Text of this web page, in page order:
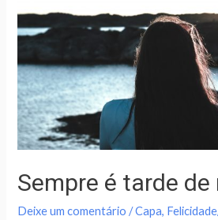
Sempre é tarde de
Deixe um comentário /Capa,